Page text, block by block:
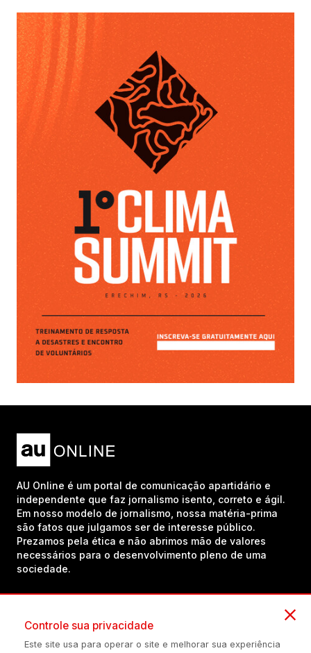
AU Online é um portal de comunicação apartidário e
independente que faz jornalismo isento, correto e ágil.
Em nosso modelo de jornalismo, nossa matéria-prima
são fatos que julgamos ser de interesse público.
Prezamos pela ética e não abrimos mão de valores
necessários para o desenvolvimento pleno de uma
sociedade.
Controle sua privacidade
Este site usa para operar o site e melhorar sua experiência